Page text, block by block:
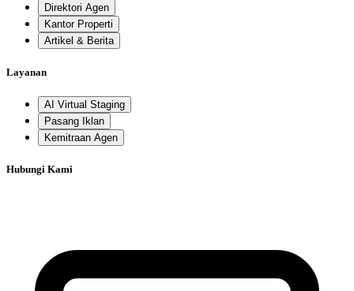
Direktori Agen
Kantor Properti
Artikel & Berita
Layanan
AI Virtual Staging
Pasang Iklan
Kemitraan Agen
Hubungi Kami